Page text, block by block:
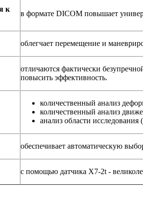
к
в формате DICOM повышает
облегчает перемещение и
отличаются фактически
повысить эффективность.
количественный анализ
количественный анализ
анализ области исследования
обеспечивает автоматическую
с помощью датчика X7-2t -